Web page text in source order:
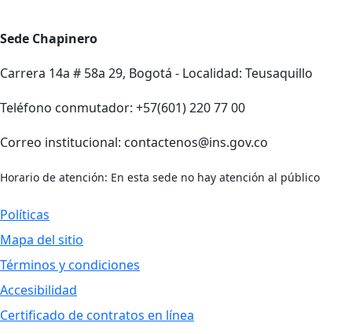
Sede Chapinero
Carrera 14a # 58a 29, Bogotá - Localidad: Teusaquillo
Teléfono conmutador: +57(601) 220 77 00
Correo institucional: contactenos@ins.gov.co
Horario de atención: En esta sede no hay atención al público
Políticas
Mapa del sitio
Términos y condiciones
Accesibilidad
Certificado de contratos en línea